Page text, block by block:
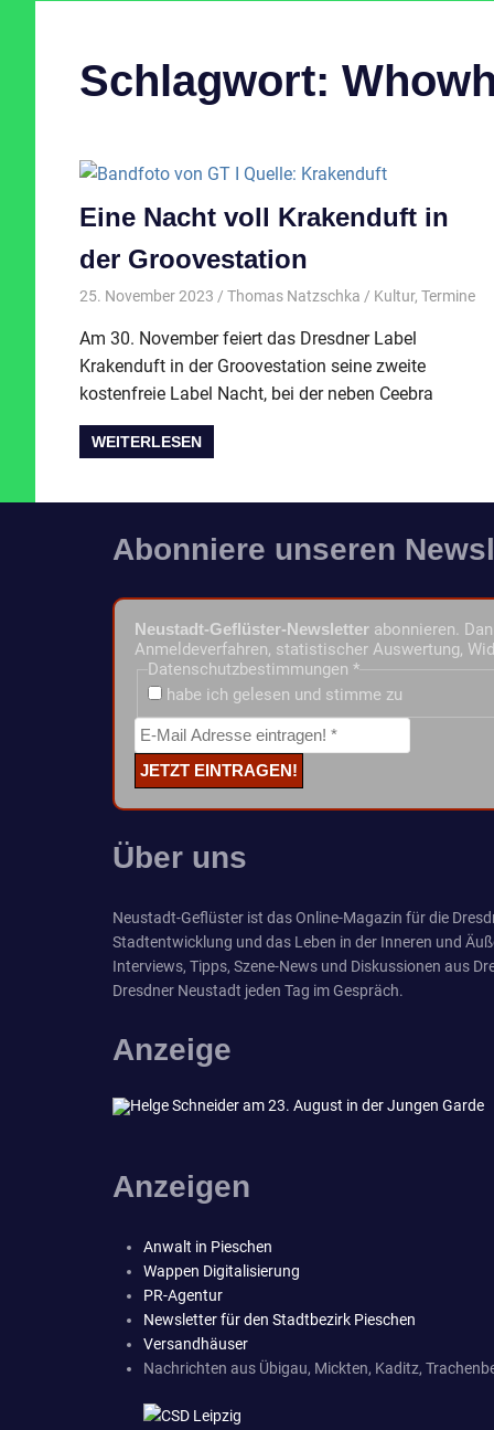
Schlagwort:
Eine Nacht voll Krakenduft in
der Groovestation
25. November 2023 Thomas Natzschka Kultur, Termine
Am 30. November feiert das Dresdner Label
Krakenduft in der Groovestation seine zweite
kostenfreie Label Nacht, bei der neben Ceebra
WEITERLESEN
Abonniere unseren
Neustadt-Geflüster-Newsletter abonnieren.
Anmeldeverfahren, statistischer Auswertung,
Datenschutzbestimmungen *
habe ich gelesen und stimme zu
Über uns
Neustadt-Geflüster ist das Online-Magazin für die
Stadtentwicklung und das Leben in der Inneren und
Interviews, Tipps, Szene-News und Diskussionen aus
Dresdner Neustadt jeden Tag im Gespräch.
Anzeige
Anzeigen
Anwalt in Pieschen
Wappen Digitalisierung
PR-Agentur
Newsletter für den Stadtbezirk Pieschen
Versandhäuser
Nachrichten aus Übigau, Mickten, Kaditz,